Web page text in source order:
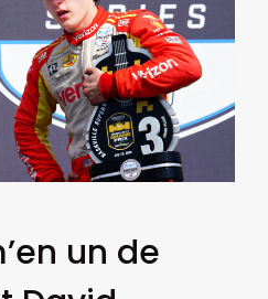
un de